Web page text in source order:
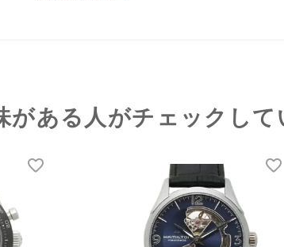
がある人がチェックして